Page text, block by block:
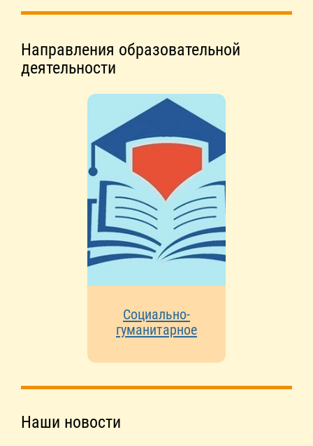
Направления образовательной
деятельности
Социально-
гуманитарное
Наши новости